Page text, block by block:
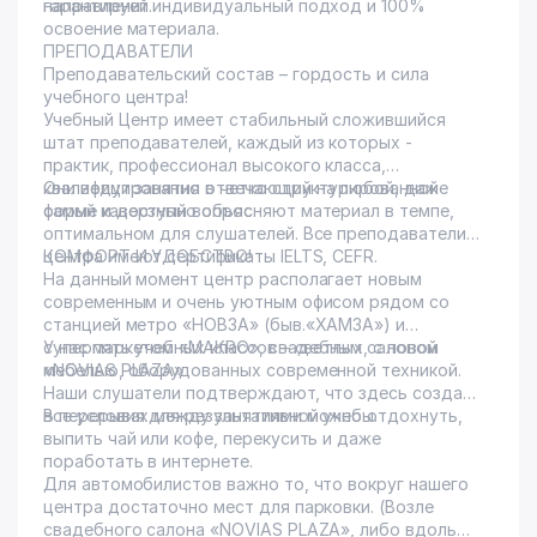
направлений.
гарантирует индивидуальный подход и 100%
освоение материала.
ПРЕПОДАВАТЕЛИ
Преподавательский состав – гордость и сила
учебного центра!
Учебный Центр имеет стабильный сложившийся
штат преподавателей, каждый из которых -
практик, профессионал высокого класса,
квалифицированно отвечающий на любой, даже
самый каверзный вопрос.
Они ведут занятия в четко структурированной
форме и доступно объясняют материал в темпе,
оптимальном для слушателей. Все преподаватели
центра имеют сертификаты IELTS, CEFR.
КОМФОРТ И УДОБСТВО!
На данный момент центр располагает новым
современным и очень уютным офисом рядом со
станцией метро «НОВЗА» (быв.«ХАМЗА») и
супермаркетом «MAKRO», свадебным салоном
«NOVIAS PLAZA»
У нас пять учебных классов – светлых, с новой
мебелью, оборудованных современной техникой.
Наши слушатели подтверждают, что здесь созданы
все условия для результативной учебы.
В перерывах между занятиями можно отдохнуть,
выпить чай или кофе, перекусить и даже
поработать в интернете.
Для автомобилистов важно то, что вокруг нашего
центра достаточно мест для парковки. (Возле
свадебного салона «NOVIAS PLAZA», либо вдоль